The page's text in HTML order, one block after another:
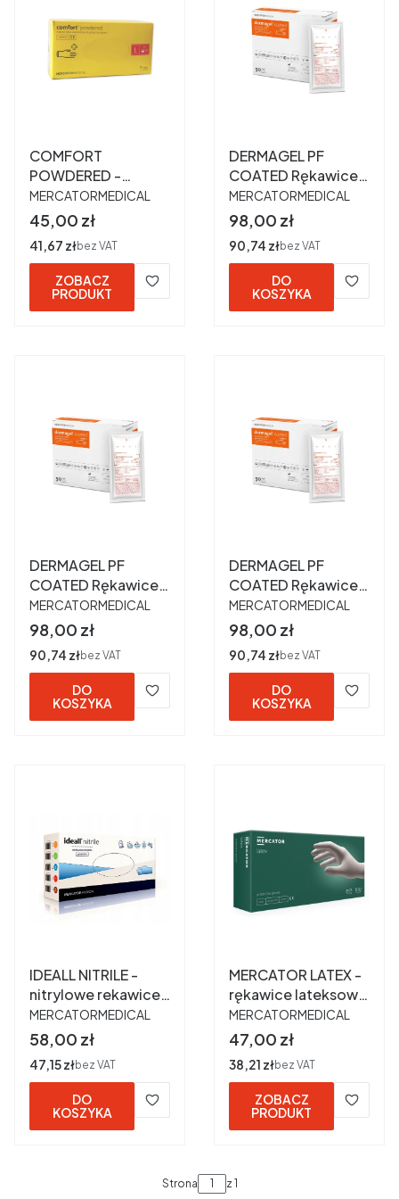
COMFORT
POWDERED -
rękawice lateksowe
pudrowane L a 100
szt.
PRODUCENT
MERCATORMEDICAL
Cena
45,00 zł
Cena
41,67 złbez VAT
ZOBACZ
PRODUKT
DERMAGEL PF
COATED Rękawice
chirurgiczne
lateksowe
bezpudrowe 6,5 a
50 par
PRODUCENT
MERCATORMEDICAL
Cena
98,00 zł
Cena
90,74 złbez VAT
DO
KOSZYKA
DERMAGEL PF
COATED Rękawice
chirurgiczne
lateksowe
bezpudrowe 7,0 a
50 par
PRODUCENT
MERCATORMEDICAL
Cena
98,00 zł
Cena
90,74 złbez VAT
DO
KOSZYKA
DERMAGEL PF
COATED Rękawice
chirurgiczne
lateksowe
bezpudrowe 7,5 a
50 par
PRODUCENT
MERCATORMEDICAL
Cena
98,00 zł
Cena
90,74 złbez VAT
DO
KOSZYKA
IDEALL NITRILE -
nitrylowe rekawice
bezpudrowe S a 100
szt.
PRODUCENT
MERCATORMEDICAL
Cena
58,00 zł
Cena
47,15 złbez VAT
DO
KOSZYKA
MERCATOR LATEX -
rękawice lateksowe
pudrowane S a 100
szt.
PRODUCENT
MERCATORMEDICAL
Cena
47,00 zł
Cena
38,21 złbez VAT
ZOBACZ
PRODUKT
Strona z 1